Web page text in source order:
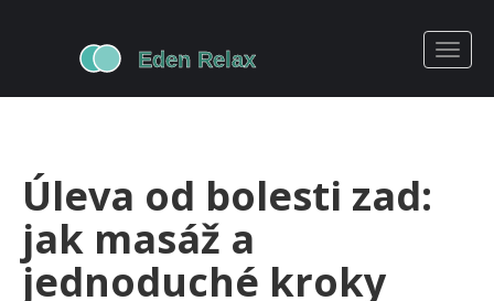
Úleva od bolesti zad:
jak masáž a
jednoduché kroky